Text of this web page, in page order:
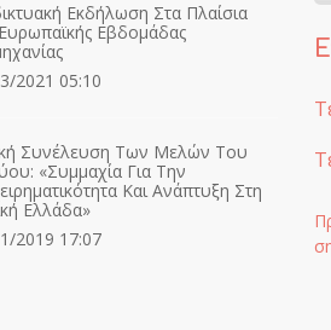
Εκδήλωση Στα Πλαίσια
Εβδομάδας
2021 05:10
Συνέλευση Των Μελών Του
«Συμμαχία Για Την
Και Ανάπτυξη Στη
Ελλάδα»
2019 17:07